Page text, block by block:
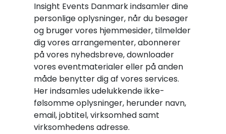
Insight Events Danmark indsamler dine
personlige oplysninger, når du besøger
og bruger vores hjemmesider, tilmelder
dig vores arrangementer, abonnerer
på vores nyhedsbreve, downloader
vores eventmaterialer eller på anden
måde benytter dig af vores services.
Her indsamles udelukkende ikke-
følsomme oplysninger, herunder navn,
email, jobtitel, virksomhed samt
virksomhedens adresse.